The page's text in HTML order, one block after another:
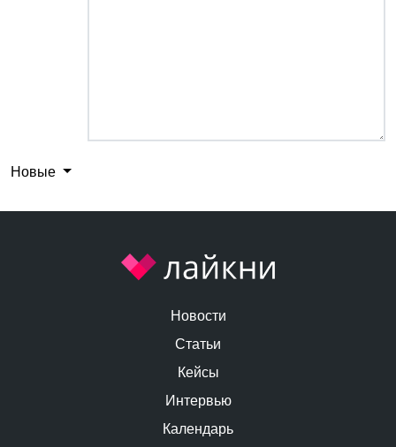
Новые
Новости
Статьи
Кейсы
Интервью
Календарь